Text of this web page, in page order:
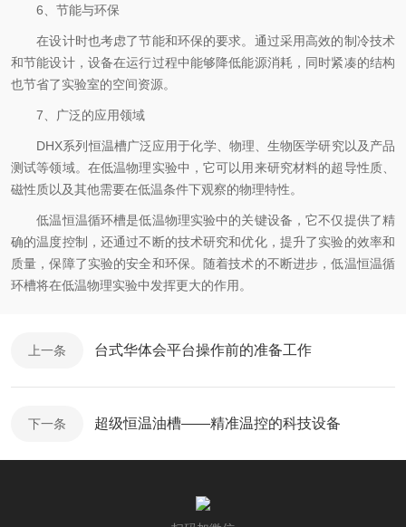
6、节能与环保
在设计时也考虑了节能和环保的要求。通过采用高效的制冷技术
和节能设计，设备在运行过程中能够降低能源消耗，同时紧凑的结构
也节省了实验室的空间资源。
7、广泛的应用领域
DHX系列恒温槽广泛应用于化学、物理、生物医学研究以及产品
测试等领域。在低温物理实验中，它可以用来研究材料的超导性质、
磁性质以及其他需要在低温条件下观察的物理特性。
低温恒温循环槽是低温物理实验中的关键设备，它不仅提供了精
确的温度控制，还通过不断的技术研究和优化，提升了实验的效率和
质量，保障了实验的安全和环保。随着技术的不断进步，低温恒温循
环槽将在低温物理实验中发挥更大的作用。
上一条 台式华体会平台操作前的准备工作
下一条 超级恒温油槽——精准温控的科技设备